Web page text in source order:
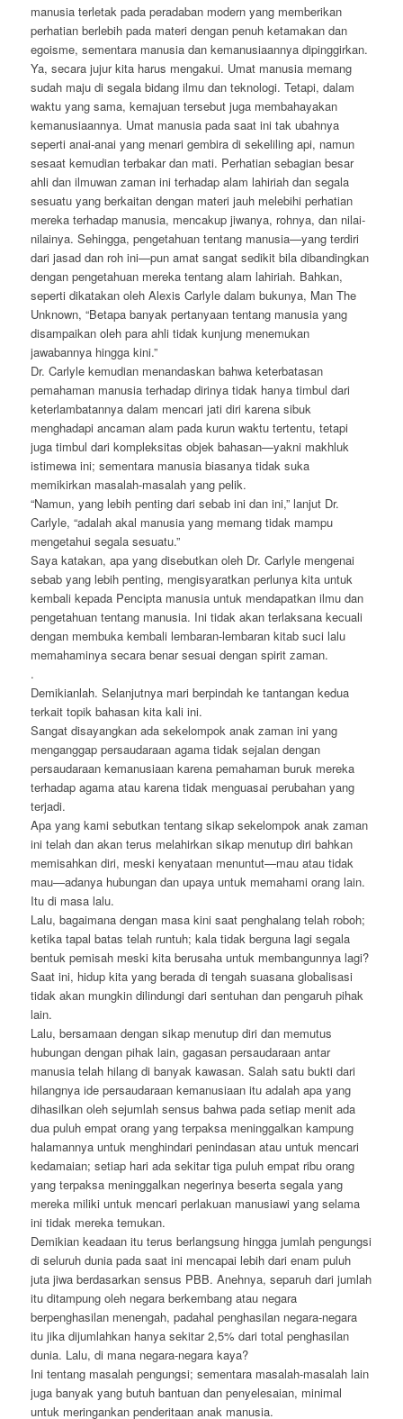
manusia terletak pada peradaban modern yang memberikan
perhatian berlebih pada materi dengan penuh ketamakan dan
egoisme, sementara manusia dan kemanusiaannya dipinggirkan.
Ya, secara jujur kita harus mengakui. Umat manusia memang
sudah maju di segala bidang ilmu dan teknologi. Tetapi, dalam
waktu yang sama, kemajuan tersebut juga membahayakan
kemanusiaannya. Umat manusia pada saat ini tak ubahnya
seperti anai-anai yang menari gembira di sekeliling api, namun
sesaat kemudian terbakar dan mati. Perhatian sebagian besar
ahli dan ilmuwan zaman ini terhadap alam lahiriah dan segala
sesuatu yang berkaitan dengan materi jauh melebihi perhatian
mereka terhadap manusia, mencakup jiwanya, rohnya, dan nilai-
nilainya. Sehingga, pengetahuan tentang manusia—yang terdiri
dari jasad dan roh ini—pun amat sangat sedikit bila dibandingkan
dengan pengetahuan mereka tentang alam lahiriah. Bahkan,
seperti dikatakan oleh Alexis Carlyle dalam bukunya, Man The
Unknown, “Betapa banyak pertanyaan tentang manusia yang
disampaikan oleh para ahli tidak kunjung menemukan
jawabannya hingga kini.”
Dr. Carlyle kemudian menandaskan bahwa keterbatasan
pemahaman manusia terhadap dirinya tidak hanya timbul dari
keterlambatannya dalam mencari jati diri karena sibuk
menghadapi ancaman alam pada kurun waktu tertentu, tetapi
juga timbul dari kompleksitas objek bahasan—yakni makhluk
istimewa ini; sementara manusia biasanya tidak suka
memikirkan masalah-masalah yang pelik.
“Namun, yang lebih penting dari sebab ini dan ini,” lanjut Dr.
Carlyle, “adalah akal manusia yang memang tidak mampu
mengetahui segala sesuatu.”
Saya katakan, apa yang disebutkan oleh Dr. Carlyle mengenai
sebab yang lebih penting, mengisyaratkan perlunya kita untuk
kembali kepada Pencipta manusia untuk mendapatkan ilmu dan
pengetahuan tentang manusia. Ini tidak akan terlaksana kecuali
dengan membuka kembali lembaran-lembaran kitab suci lalu
memahaminya secara benar sesuai dengan spirit zaman.
.
Demikianlah. Selanjutnya mari berpindah ke tantangan kedua
terkait topik bahasan kita kali ini.
Sangat disayangkan ada sekelompok anak zaman ini yang
menganggap persaudaraan agama tidak sejalan dengan
persaudaraan kemanusiaan karena pemahaman buruk mereka
terhadap agama atau karena tidak menguasai perubahan yang
terjadi.
Apa yang kami sebutkan tentang sikap sekelompok anak zaman
ini telah dan akan terus melahirkan sikap menutup diri bahkan
memisahkan diri, meski kenyataan menuntut—mau atau tidak
mau—adanya hubungan dan upaya untuk memahami orang lain.
Itu di masa lalu.
Lalu, bagaimana dengan masa kini saat penghalang telah roboh;
ketika tapal batas telah runtuh; kala tidak berguna lagi segala
bentuk pemisah meski kita berusaha untuk membangunnya lagi?
Saat ini, hidup kita yang berada di tengah suasana globalisasi
tidak akan mungkin dilindungi dari sentuhan dan pengaruh pihak
lain.
Lalu, bersamaan dengan sikap menutup diri dan memutus
hubungan dengan pihak lain, gagasan persaudaraan antar
manusia telah hilang di banyak kawasan. Salah satu bukti dari
hilangnya ide persaudaraan kemanusiaan itu adalah apa yang
dihasilkan oleh sejumlah sensus bahwa pada setiap menit ada
dua puluh empat orang yang terpaksa meninggalkan kampung
halamannya untuk menghindari penindasan atau untuk mencari
kedamaian; setiap hari ada sekitar tiga puluh empat ribu orang
yang terpaksa meninggalkan negerinya beserta segala yang
mereka miliki untuk mencari perlakuan manusiawi yang selama
ini tidak mereka temukan.
Demikian keadaan itu terus berlangsung hingga jumlah pengungsi
di seluruh dunia pada saat ini mencapai lebih dari enam puluh
juta jiwa berdasarkan sensus PBB. Anehnya, separuh dari jumlah
itu ditampung oleh negara berkembang atau negara
berpenghasilan menengah, padahal penghasilan negara-negara
itu jika dijumlahkan hanya sekitar 2,5% dari total penghasilan
dunia. Lalu, di mana negara-negara kaya?
Ini tentang masalah pengungsi; sementara masalah-masalah lain
juga banyak yang butuh bantuan dan penyelesaian, minimal
untuk meringankan penderitaan anak manusia.